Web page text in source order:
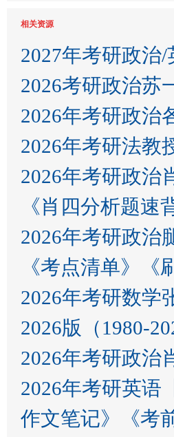
相关资源
2027年考研政治
2026考研政治苏
2026年考研政治
2026年考研法教
2026年考研政治
《肖四分析题速
2026年考研政治
《考点清单》《
2026年考研数学
2026版（1980-
2026年考研政治
2026年考研英语
作文笔记》《考